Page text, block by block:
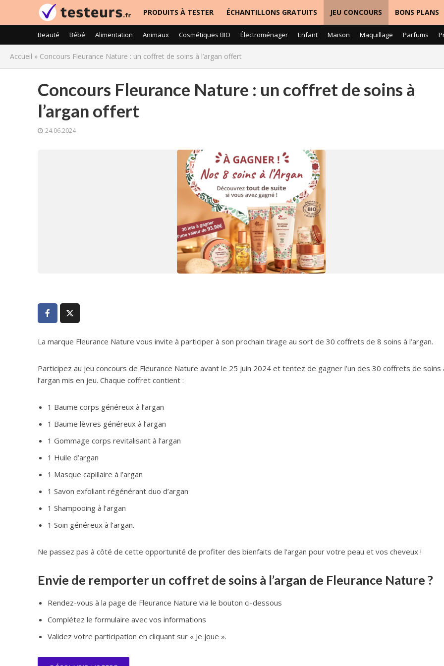
PRODUITS À TESTER ÉCHANTILLONS GRATUITS JEU CONCOURS BONS PLANS
Beauté Bébé Alimentation Animaux Cosmétiques BIO Électroménager Enfant Maison Maquillage Parfums
Accueil » Concours Fleurance Nature : un coffret de soins à l’argan offert
Concours Fleurance Nature : un coffret de soins à
l’argan offert
24.06.2024
La marque Fleurance Nature vous invite à participer à son prochain tirage au sort de 30 coffrets de 8 soins à l’argan.
Participez au jeu concours de Fleurance Nature avant le 25 juin 2024 et tentez de gagner l’un des 30 coffrets de soins
l’argan mis en jeu. Chaque coffret contient :
1 Baume corps généreux à l’argan
1 Baume lèvres généreux à l’argan
1 Gommage corps revitalisant à l’argan
1 Huile d’argan
1 Masque capillaire à l’argan
1 Savon exfoliant régénérant duo d’argan
1 Shampooing à l’argan
1 Soin généreux à l’argan.
Ne passez pas à côté de cette opportunité de profiter des bienfaits de l’argan pour votre peau et vos cheveux !
Envie de remporter un coffret de soins à l’argan de Fleurance Nature ?
Rendez-vous à la page de Fleurance Nature via le bouton ci-dessous
Complétez le formulaire avec vos informations
Validez votre participation en cliquant sur « Je joue ».